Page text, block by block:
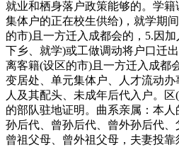
就业和栖身落户政策能够的。学
集体户的正在校生供给)，就学期
的市)且一方迁入成都会的，5.因
下乡、就学)或工做调动将户口迁
离客籍(设区的市)且一方迁入成都
变居处、单元集体户、人才流动
人及其配头、未成年后代入户。
的部队驻地证明。曲系亲属：本
孙后代、曾孙后代、曾外孙后代、
曾祖父母、曾外祖父母，夫妻投